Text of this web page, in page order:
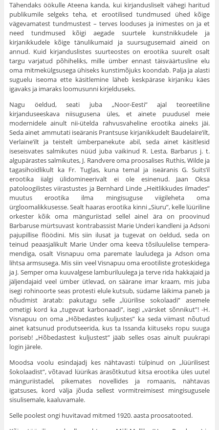
Tähendaks öökulle Ateena kanda, kui kirjandusliselt vähegi haritud
publikumile selgeks teha, et erootilised tundmused ühed kõige
vägevamatest tundmustest – terves looduses ja inimestes on ja et
need tundmused kõigi aegade suurtele kunstnikkudele ja
kirjanikkudele kõige tänulikumaid ja suursugusemaid aineid on
annud. Kuid kirjanduslistes suurteostes on erootika suurelt osalt
targu varjatud põhiheliks, mille ümber ennast täisväärtusline elu
oma mitmekülgsusega ühiseks kunstimõjuks koondab. Palja ja alasti
suguelu iseoma ette käsitlemine läheb kesk­pärase kirjaniku käes
igavaks ja imaraks loomusunni kirjelduseks.
Nagu öeldud, seati juba „Noor-Eesti” ajal teoreetiline
kirjanduseeskava niisugusena üles, et ainete puudusel meie
modernidele ainult nii-ütelda rahvusvaheline erootika aineks jäi.
Seda ainet ammutati iseäranis Prantsuse kirjanikkudelt Baudelaire’ilt,
Verlaine’ilt ja teistelt ümberpanekute abil, seda ainet käsitlesid
iseseisvates salmikutes nüüd juba vaikinud R. Lesta, Barbarus j. t.
algupärastes salmikutes, J. Randvere oma proosalises Ruthis, Wilde ja
tagasihoidlikult ka Fr. Tuglas, kuna temal ja iseäranis G. Suits’il
erootika iialgi ülidomineerivalt ei ole esinenud. Jaan Oksa
patoloogilistes viirastustes ja Bernhard Linde „Heitlikkudes ilmades”
muutus erootika ilma mingisuguse viigileheta oma
ürgloomalikkusesse. Sealt haaras erootika kinni „Siuru”, kelle lüüriline
orkester kõik oma mänguriistad sellel ainel ära on proovinud
Barbaruse mürtsuvast kontra­bassist Marie Underi kandleni ja Adsoni
pajupillise flöödini. Mis siin ilusat ja tugevat on öeldud, seda on
teinud pea­asjalikult Marie Under oma keeva tõsiluulelise tempera­
mendiga, osalt Visnapuu oma paremate lauludega ja Adson oma
lihtsa armsusega. Mis siin veel Visnapuu oma erooti­liste groteskidega
ja J. Semper oma kuuvalgese lamburiluulega ja terve rida hakkajaid ja
jäljendajaid veel ümber ütlevad, on säärane imar kraam, mis juba
isegi rohinoorte seas protesti elule kutsub, südame läikima paneb ja
nõudmist äratab: pakutagu selle „lüürilise sokolaadi” asemele
ometigi kord ka „tugevat karbonaadi”, isegi „värsket sõnnikut”! -H.
Visnapuu on oma „Hõbedastes kuljustes” ka seda viimast nõutud
ainet katsunud produtseerida, kus ta Issanda kiituseks ropu suuga
poriseb! „Hõbedastest kuljustest” jääb selles osas ainult puukrapi
login järele.
Moodsa voolu esindajadj kes nähtavasti tülpinud on „lüürilisest
šokolaadist”, võtavad lüürikas ärasõtkutud kitsa erootika üles uutel
mänguriistadel, pikemates novellides ja romaanis, nähtavas
igatsuses, kord välja jõuda sellest vormitreimisest mingisugusele
sisulisemale, kaaluvamale.
Selle poolest ongi huvitavad mitmed 1920. aasta proosatooted.